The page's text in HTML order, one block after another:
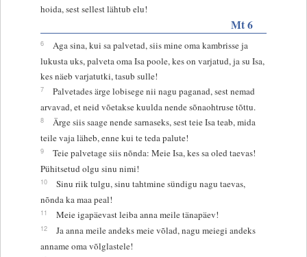
hoida, sest sellest lähtub elu!
Mt 6
6
Aga sina, kui sa palvetad, siis mine oma kambrisse ja
lukusta uks, palveta oma Isa poole, kes on varjatud, ja su Isa,
kes näeb varjatutki, tasub sulle!
7
Palvetades ärge lobisege nii nagu paganad, sest nemad
arvavad, et neid võetakse kuulda nende sõnaohtruse tõttu.
8
Ärge siis saage nende sarnaseks, sest teie Isa teab, mida
teile vaja läheb, enne kui te teda palute!
9
Teie palvetage siis nõnda: Meie Isa, kes sa oled taevas!
Pühitsetud olgu sinu nimi!
10
Sinu riik tulgu, sinu tahtmine sündigu nagu taevas,
nõnda ka maa peal!
11 Meie igapäevast leiba anna meile tänapäev!
12
Ja anna meile andeks meie võlad, nagu meiegi andeks
anname oma võlglastele!